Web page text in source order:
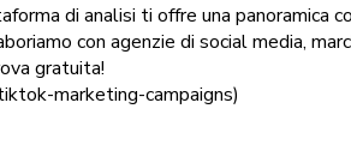
di analisi ti offre una panoramica
con agenzie di social media,
gratuita!
marketing-campaigns)